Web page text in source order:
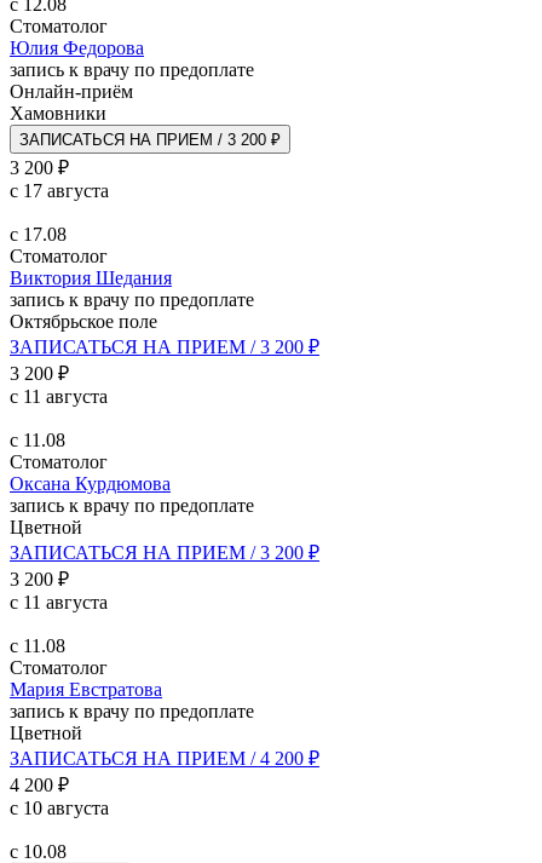
Стоматолог
Юлия Федорова
запись к врачу по предоплате
Онлайн-приём
Хамовники
ЗАПИСАТЬСЯ НА ПРИЕМ / 3 200 ₽
3 200 ₽
с 17 августа
с 17.08
Стоматолог
Виктория Шедания
запись к врачу по предоплате
Октябрьское поле
ЗАПИСАТЬСЯ НА ПРИЕМ / 3 200 ₽
3 200 ₽
с 11 августа
с 11.08
Стоматолог
Оксана Курдюмова
запись к врачу по предоплате
Цветной
ЗАПИСАТЬСЯ НА ПРИЕМ / 3 200 ₽
3 200 ₽
с 11 августа
с 11.08
Стоматолог
Мария Евстратова
запись к врачу по предоплате
Цветной
ЗАПИСАТЬСЯ НА ПРИЕМ / 4 200 ₽
4 200 ₽
с 10 августа
с 10.08